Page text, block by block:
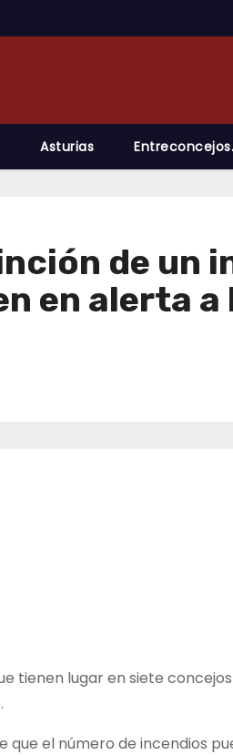
Asturias
de un
en alerta a
tienen lugar en siete concejos
el número de incendios